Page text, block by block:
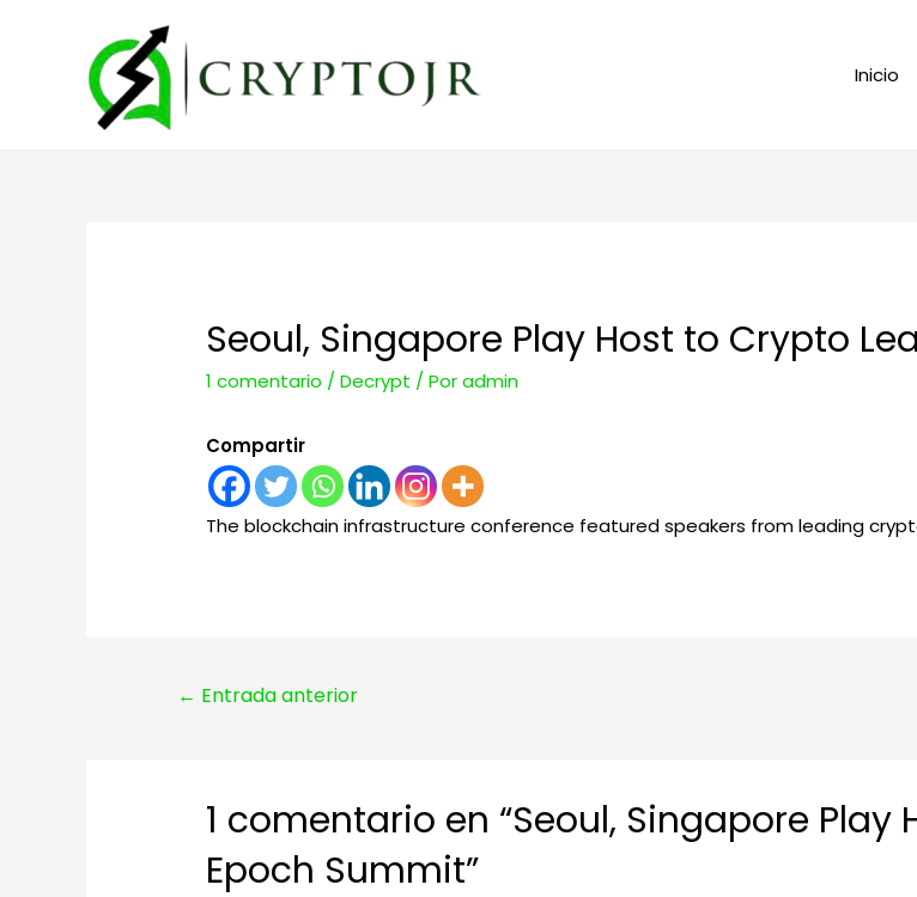
Inicio
Seoul, Singapore Play Host to Crypto
1 comentario /Decrypt / Poradmin
Compartir
The blockchain infrastructure conference featured speakers from leading
Navegación
entradas
← Entrada anterior
1 comentario en “Seoul, Singapore
Epoch Summit”